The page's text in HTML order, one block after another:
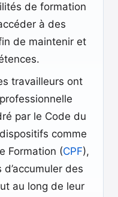
de formation
à des
de maintenir et
travailleurs ont
par le Code du
comme
Formation (CPF),
des
au long de leur